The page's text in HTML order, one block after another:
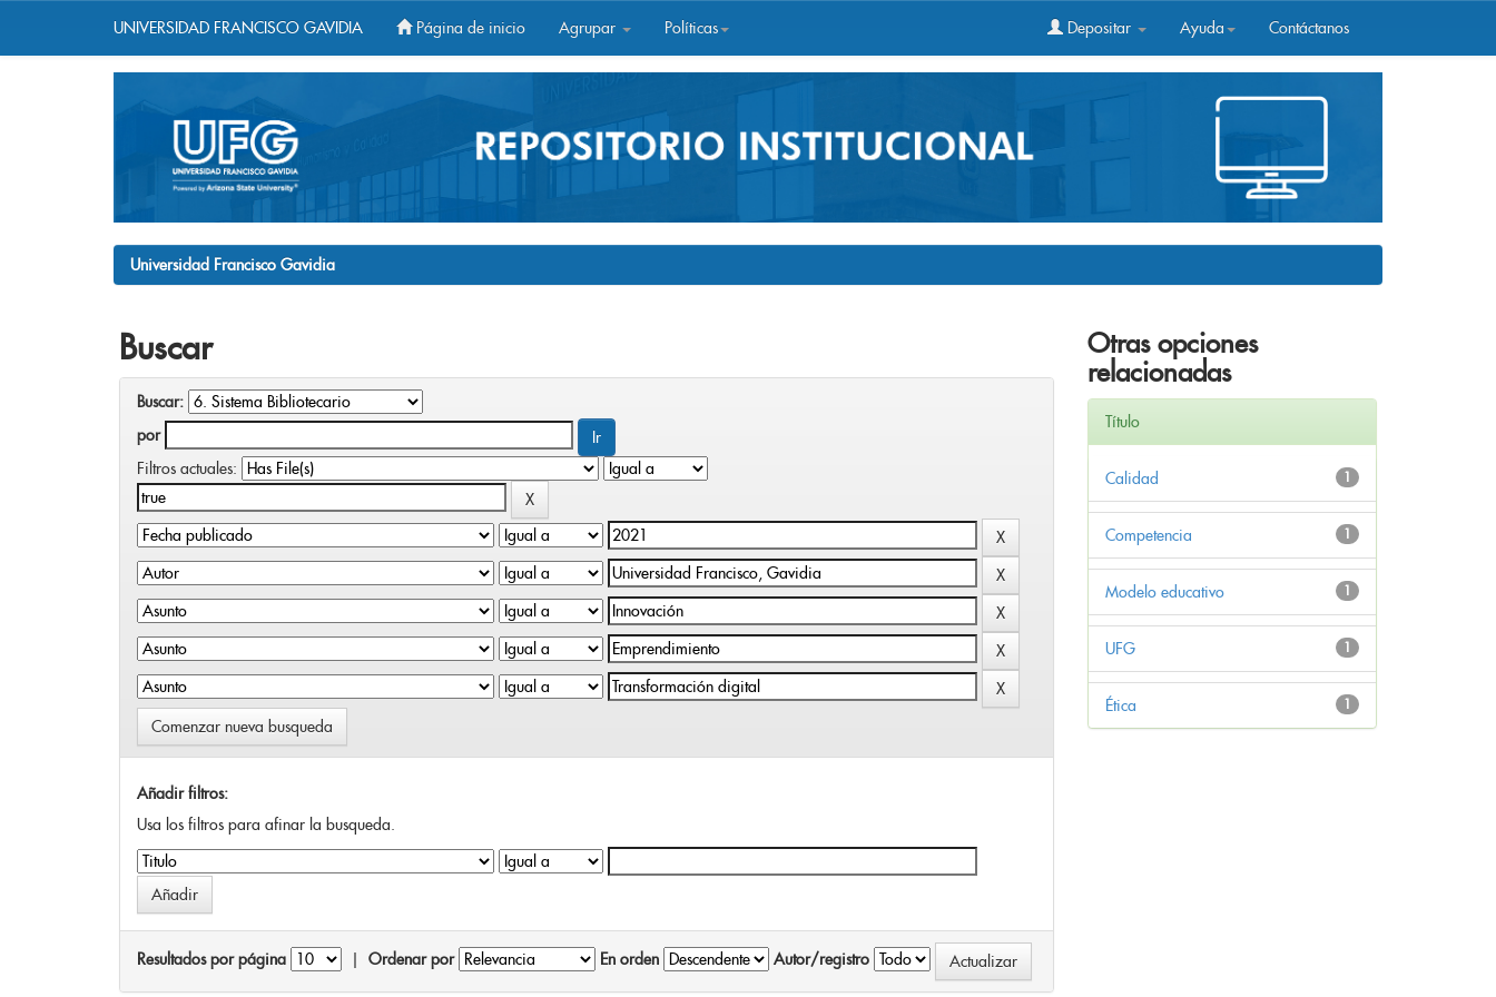
UNIVERSIDAD FRANCISCO GAVIDIA Página de inicio Agrupar Políticas Depositar Ayuda Contáctanos
Universidad Francisco Gavidia
Buscar
Buscar:
por
Filtros actuales:
Comenzar nueva busqueda
Añadir filtros:
Usa los filtros para afinar la busqueda.
Resultados por página Ordenar por En orden Autor/registro
Otras opciones
relacionadas
Título
1
Calidad
1
Competencia
1
Modelo educativo
1
UFG
1
Ética